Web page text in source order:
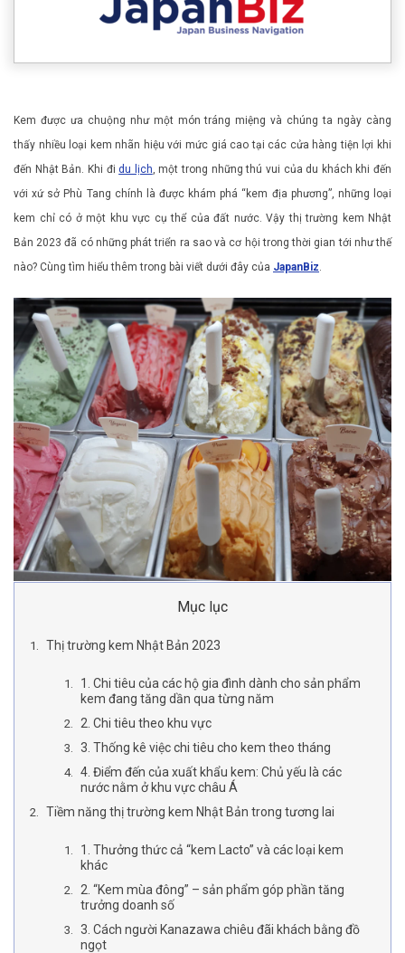
Kem được ưa chuộng như một món tráng miệng và chúng ta ngày càng
thấy nhiều loại kem nhãn hiệu với mức giá cao tại các cửa hàng tiện lợi khi
đến Nhật Bản. Khi đi du lịch , một trong những thú vui của du khách khi đến
với xứ sở Phù Tang chính là được khám phá “kem địa phương”, những loại
kem chỉ có ở một khu vực cụ thể của đất nước. Vậy thị trường kem Nhật
Bản 2023 đã có những phát triển ra sao và cơ hội trong thời gian tới như thế
nào? Cùng tìm hiểu thêm trong bài viết dưới đây của JapanBiz
Mục lục
Thị trường kem Nhật Bản 2023
1. Chi tiêu của các hộ gia đình dành cho sản phẩm
kem đang tăng dần qua từng năm
2. Chi tiêu theo khu vực
3. Thống kê việc chi tiêu cho kem theo tháng
4. Điểm đến của xuất khẩu kem: Chủ yếu là các
nước nằm ở khu vực châu Á
Tiềm năng thị trường kem Nhật Bản trong tương lai
1. Thưởng thức cả “kem Lacto” và các loại kem
khác
2. “Kem mùa đông” – sản phẩm góp phần tăng
trưởng doanh số
3. Cách người Kanazawa chiêu đãi khách bằng đồ
ngọt